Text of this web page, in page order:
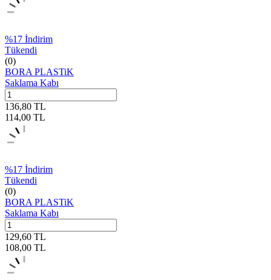
%17 İndirim
Tükendi
(0)
BORA PLASTiK
Saklama Kabı
136,80 TL
114,00 TL
%17 İndirim
Tükendi
(0)
BORA PLASTiK
Saklama Kabı
129,60 TL
108,00 TL